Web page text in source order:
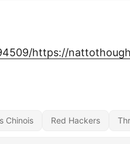
https://
Chinois Red Hackers